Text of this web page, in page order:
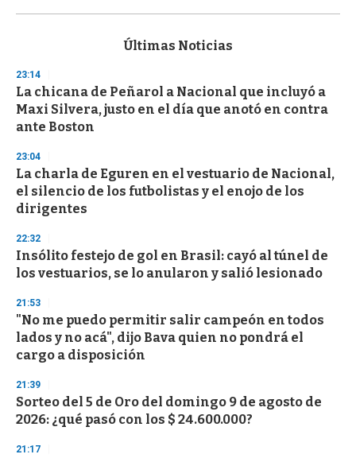
s
d
s
o
f
3
s
e
c
o
n
Últimas Noticias
23:14
La chicana de Peñarol a Nacional que incluyó a
Maxi Silvera, justo en el día que anotó en contra
ante Boston
23:04
La charla de Eguren en el vestuario de Nacional,
el silencio de los futbolistas y el enojo de los
dirigentes
22:32
Insólito festejo de gol en Brasil: cayó al túnel de
los vestuarios, se lo anularon y salió lesionado
21:53
"No me puedo permitir salir campeón en todos
lados y no acá", dijo Bava quien no pondrá el
cargo a disposición
21:39
Sorteo del 5 de Oro del domingo 9 de agosto de
2026: ¿qué pasó con los $ 24.600.000?
21:17